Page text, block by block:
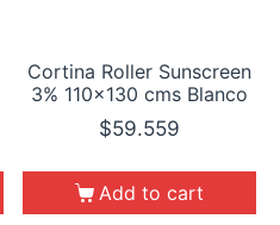
Cortina Roller Sunscreen
3% 110×130 cms Blanco
$59.559
Add to cart